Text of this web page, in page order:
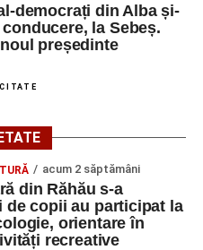
democrați din Alba și-
la Sebeș.
președinte
acum 2 săptămâni
din Răhău s-a
de copii au participat la
orientare în
recreative